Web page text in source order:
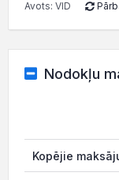
Avots: VID
Nodokļu
Kopējie